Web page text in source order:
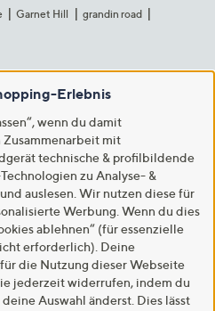
Garnet Hill
grandin road
Erlebnis
wenn du damit
Zusammenarbeit mit
technische & profilbildende
zu Analyse- &
auslesen. Wir nutzen diese für
Werbung. Wenn du dies
ablehnen“ (für essenzielle
erforderlich). Deine
die Nutzung dieser Webseite
jederzeit widerrufen, indem du
Auswahl änderst. Dies lässt